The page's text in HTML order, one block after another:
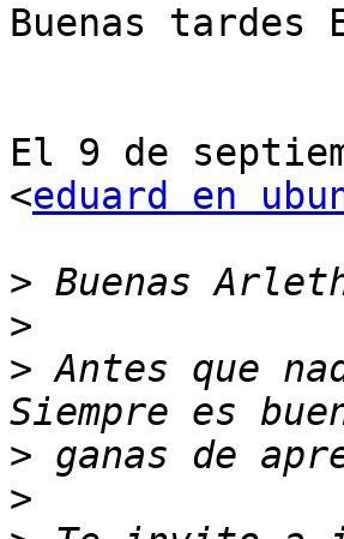
Buenas
El 9 de
<eduard en
>
>
> Antes que
>
>